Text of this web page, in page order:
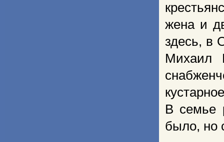
жена и
здесь, в
Михаил
В семье
было, но